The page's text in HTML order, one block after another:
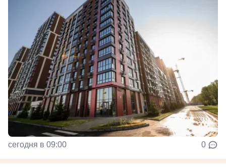
сегодня в 09:00 0